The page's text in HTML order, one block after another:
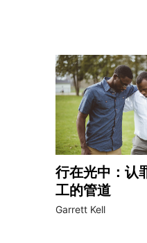
行在光中：认
工的管道
Garrett Kell